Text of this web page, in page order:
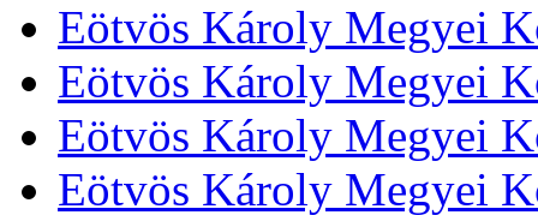
Eötvös Károly Megyei
Eötvös Károly Megyei
Eötvös Károly Megyei
Eötvös Károly Megyei